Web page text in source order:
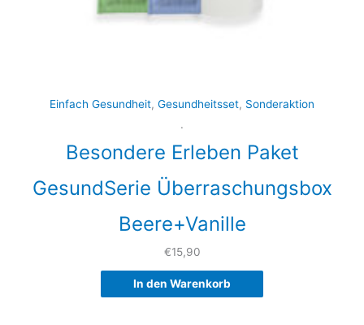
Einfach Gesundheit, Gesundheitsset, Sonderaktion
.
Besondere Erleben Paket
GesundSerie Überraschungsbox
Beere+Vanille
€15,90
In den Warenkorb